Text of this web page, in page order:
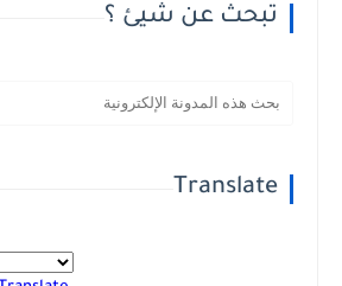
تبحث عن شيئ ؟
Translate